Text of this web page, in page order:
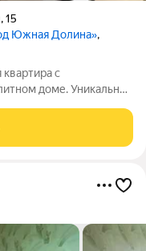
,15
Южная Долина»,
с
доме. Уникальное
и комфорт